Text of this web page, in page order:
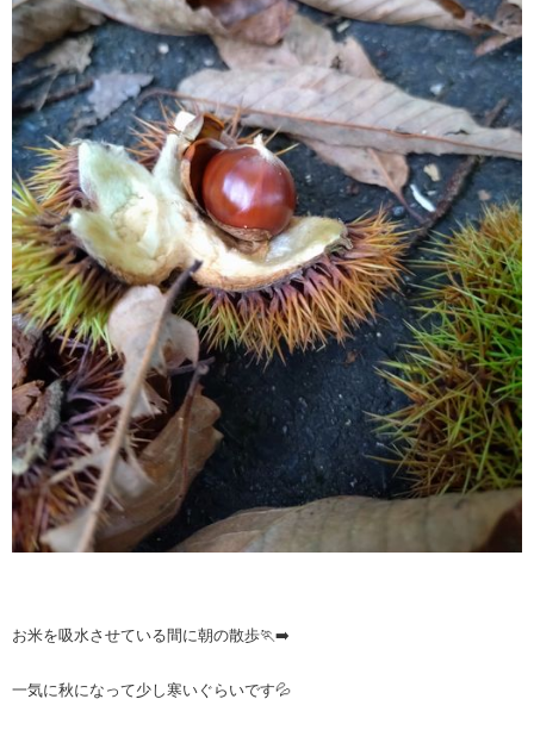
お米を吸水させている間に朝の散歩🏃‍➡️
一気に秋になって少し寒いぐらいです💦